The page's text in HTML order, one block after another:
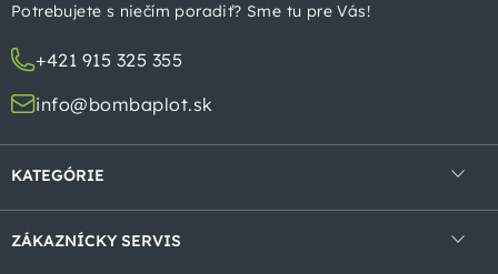
Potrebujete s niečím poradiť? Sme tu pre Vás!
+421 915 325 355
info@bombaplot.sk
KATEGÓRIE
ZÁKAZNÍCKY SERVIS